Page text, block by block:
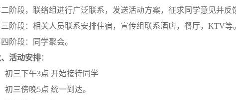
段，联络组进行广泛联系，发送活动方案，征求同学意见并反
段：相关人员联系安排住宿，宣传组联系酒店，餐厅，KTV等
段：同学聚会。
、活动安排：
三下午3点 开始接待同学
三傍晚5点 统一到达。